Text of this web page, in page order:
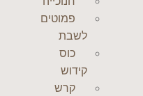
פמוטים
לשבת
כוס
קידוש
קרש